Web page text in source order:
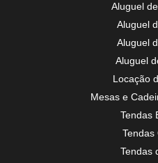
Aluguel
Aluguel
Aluguel
Aluguel
Locação
Mesas e
Tendas
Tendas
Tendas